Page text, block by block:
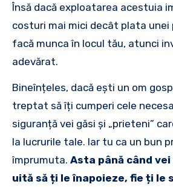
Însă dacă exploatarea acestuia
costuri mai mici decât plata unei
facă munca în locul tău, atunci
adevărat.
Bineînțeles, dacă ești un om
treptat să îți cumperi cele
siguranță vei găsi și „prieteni”
la lucrurile tale. Iar tu ca un bun
împrumuta. Asta până când
uită să ți le înapoieze, fie ți le